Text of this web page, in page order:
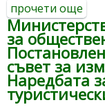
прочети още
на
за
съвет за
Наредбата